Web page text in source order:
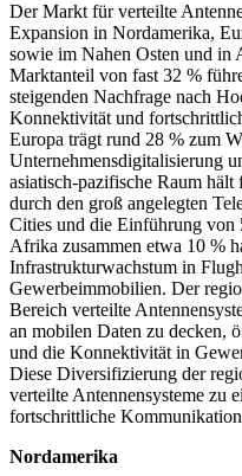
Der Markt für verteilte
Expansion in Nordamerika,
sowie im Nahen Osten und in
Marktanteil von fast 32 %
steigenden Nachfrage nach
Konnektivität und
Europa trägt rund 28 % zum
Unternehmensdigitalisierung
asiatisch-pazifische Raum hält
durch den groß angelegten
Cities und die Einführung von
Afrika zusammen etwa 10 %
Infrastrukturwachstum in
Gewerbeimmobilien. Der
Bereich verteilte
an mobilen Daten zu decken,
und die Konnektivität in
Diese Diversifizierung der
verteilte Antennensysteme zu
fortschrittliche
Nordamerika